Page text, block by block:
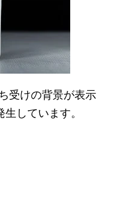
受けの背景が表示
しています。